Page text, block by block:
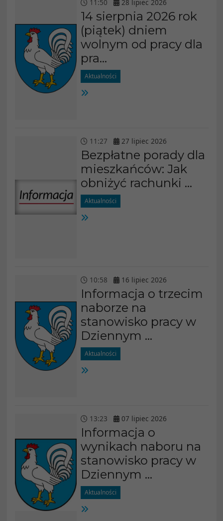
11 :50 28 lipiec 2026
14 sierpnia 2026 rok
(piątek) dniem
wolnym od pracy dla
pra...
Aktualności
11 :27 27 lipiec 2026
Bezpłatne porady dla
mieszkańców: Jak
obniżyć rachunki ...
Aktualności
10:58 16 lipiec 2026
Informacja o trzecim
naborze na
stanowisko pracy w
Dziennym ...
Aktualności
13:23 07 lipiec 2026
Informacja o
wynikach naboru na
stanowisko pracy w
Dziennym ...
Aktualności